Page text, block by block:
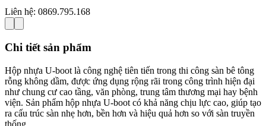
Liên hệ: 0869.795.168
Chi tiết sản phẩm
Hộp nhựa U-boot là công nghệ tiên tiến trong thi công sàn bê tông
rỗng không dầm, được ứng dụng rộng rãi trong công trình hiện đại
như chung cư cao tầng, văn phòng, trung tâm thương mại hay bệnh
viện. Sản phẩm hộp nhựa U-boot có khả năng chịu lực cao, giúp tạo
ra cấu trúc sàn nhẹ hơn, bền hơn và hiệu quả hơn so với sàn truyền
thống.